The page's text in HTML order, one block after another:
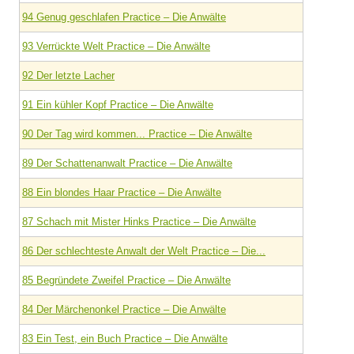
94 Genug geschlafen Practice – Die Anwälte
93 Verrückte Welt Practice – Die Anwälte
92 Der letzte Lacher
91 Ein kühler Kopf Practice – Die Anwälte
90 Der Tag wird kommen... Practice – Die Anwälte
89 Der Schattenanwalt Practice – Die Anwälte
88 Ein blondes Haar Practice – Die Anwälte
87 Schach mit Mister Hinks Practice – Die Anwälte
86 Der schlechteste Anwalt der Welt Practice – Die...
85 Begründete Zweifel Practice – Die Anwälte
84 Der Märchenonkel Practice – Die Anwälte
83 Ein Test, ein Buch Practice – Die Anwälte